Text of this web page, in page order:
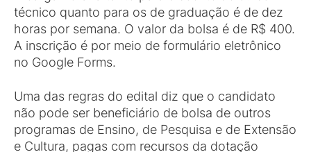
técnico quanto para os de graduação é de dez
horas por semana. O valor da bolsa é de R$ 400.
A inscrição é por meio de formulário eletrônico
no Google Forms.
Uma das regras do edital diz que o candidato
não pode ser beneficiário de bolsa de outros
programas de Ensino, de Pesquisa e de Extensão
e Cultura, pagas com recursos da dotação